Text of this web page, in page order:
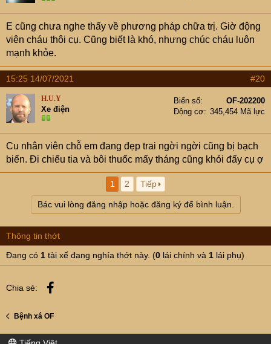
n
s
:
E cũng chưa nghe thấy về phương pháp chữa trị. Giờ động
viên cháu thôi cụ. Cũng biết là khó, nhưng chúc cháu luôn
mạnh khỏe.
15:25 14/07/2021 #20
H.U.Y
Xe điện
Biển số
OF-202200
Động cơ
345,454 Mã lực
Cu nhân viên chỗ em đang đẹp trai ngời ngời cũng bị bạch
biến. Đi chiếu tia và bôi thuốc mấy tháng cũng khỏi đấy cụ ợ
1 2 Tiếp
Bác vui lòng đăng nhập hoặc đăng ký để bình luận.
Thông tin thớt
Đang có 1 tài xế đang nghía thớt này. (0 lái chính và 1 lái phụ)
Chia sẻ:
Bệnh xá OF